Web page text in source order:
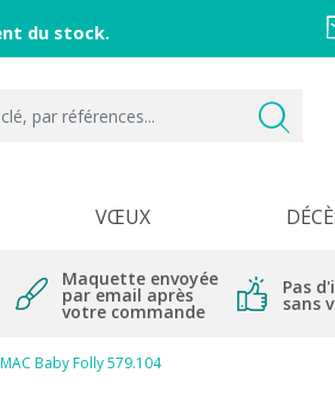
du stock.
VŒUX
Maquette envoyée
par email après
votre commande
Pas
sans
Baby Folly 579.104